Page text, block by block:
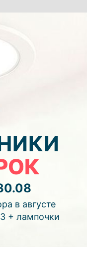
потолка
видео)
в августе
+ лампочки